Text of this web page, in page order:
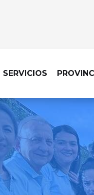
SERVICIOS
LIMPIEZA A